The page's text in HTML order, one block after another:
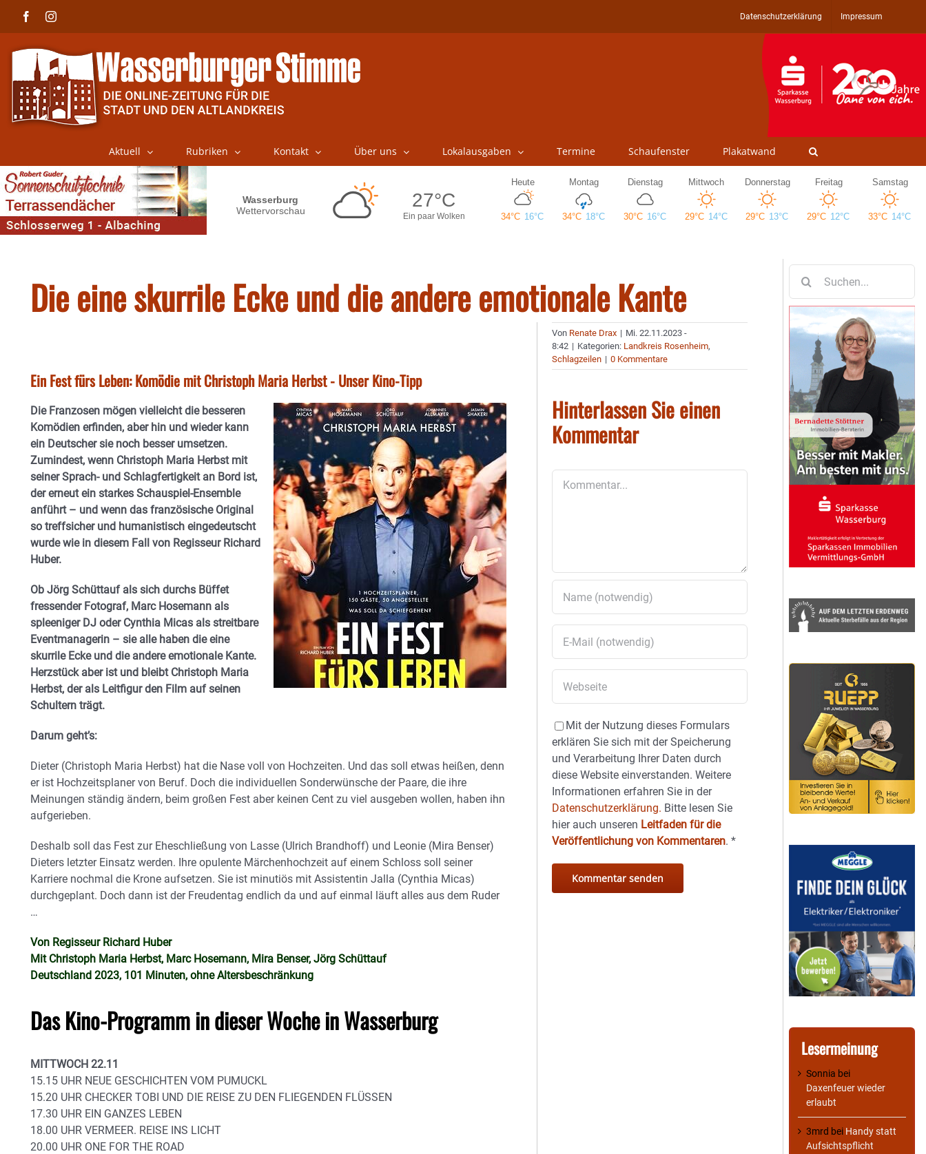
FacebookInstagram Datenschutzerklärung Impressum
Aktuell Rubriken Kontakt Über uns Lokalausgaben Termine Schaufenster Plakatwand
Die eine skurrile Ecke und die andere emotionale Kante
Ein Fest fürs Leben: Komödie mit Christoph Maria Herbst - Unser Kino-Tipp
Die Franzosen mögen vielleicht die besseren
Komödien erfinden, aber hin und wieder kann
ein Deutscher sie noch besser umsetzen.
Zumindest, wenn Christoph Maria Herbst mit
seiner Sprach- und Schlagfertigkeit an Bord ist,
der erneut ein starkes Schauspiel-Ensemble
anführt – und wenn das französische Original
so treffsicher und humanistisch eingedeutscht
wurde wie in diesem Fall von Regisseur Richard
Huber.
Ob Jörg Schüttauf als sich durchs Büffet
fressender Fotograf, Marc Hosemann als
spleeniger DJ oder Cynthia Micas als streitbare
Eventmanagerin – sie alle haben die eine
skurrile Ecke und die andere emotionale Kante.
Herzstück aber ist und bleibt Christoph Maria
Herbst, der als Leitfigur den Film auf seinen
Schultern trägt.
Darum geht’s:
Dieter (Christoph Maria Herbst) hat die Nase voll von Hochzeiten. Und das soll etwas heißen, denn
er ist Hochzeitsplaner von Beruf. Doch die individuellen Sonderwünsche der Paare, die ihre
Meinungen ständig ändern, beim großen Fest aber keinen Cent zu viel ausgeben wollen, haben ihn
aufgerieben.
Deshalb soll das Fest zur Eheschließung von Lasse (Ulrich Brandhoff) und Leonie (Mira Benser)
Dieters letzter Einsatz werden. Ihre opulente Märchenhochzeit auf einem Schloss soll seiner
Karriere nochmal die Krone aufsetzen. Sie ist minutiös mit Assistentin Jalla (Cynthia Micas)
durchgeplant. Doch dann ist der Freudentag endlich da und auf einmal läuft alles aus dem Ruder
…
Von Regisseur Richard Huber
Mit Christoph Maria Herbst, Marc Hosemann, Mira Benser, Jörg Schüttauf
Deutschland 2023, 101 Minuten, ohne Altersbeschränkung
Das Kino-Programm in dieser Woche in Wasserburg
MITTWOCH 22.11
15.15 UHR NEUE GESCHICHTEN VOM PUMUCKL
15.20 UHR CHECKER TOBI UND DIE REISE ZU DEN FLIEGENDEN FLÜSSEN
17.30 UHR EIN GANZES LEBEN
18.00 UHR VERMEER. REISE INS LICHT
20.00 UHR ONE FOR THE ROAD
Von Renate Drax | Mi. 22.11.2023 -
8:42 | Kategorien: Landkreis Rosenheim,
Schlagzeilen | 0 Kommentare
Hinterlassen Sie einen
Kommentar
Mit der Nutzung dieses Formulars
erklären Sie sich mit der Speicherung
und Verarbeitung Ihrer Daten durch
diese Website einverstanden. Weitere
Informationen erfahren Sie in der
Datenschutzerklärung. Bitte lesen Sie
hier auch unseren Leitfaden für die
Veröffentlichung von Kommentaren.*
nach:
Lesermeinung
Sonnia bei
Daxenfeuer wieder
erlaubt
3mrd bei Handy statt
Aufsichtspflicht